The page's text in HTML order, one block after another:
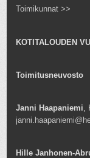
Toimikunnat >>
KOTITALOUDEN
Toimitusneuvosto
Janni Haapaniemi
Hille Janhonen-